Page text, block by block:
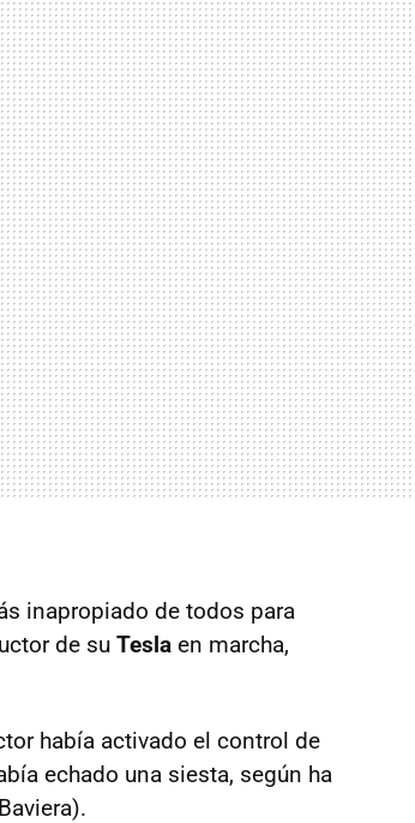
inapropiado de todos para
de su Tesla en marcha,
había activado el control de
echado una siesta, según ha